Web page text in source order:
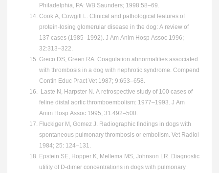
Philadelphia, PA: WB Saunders; 1998:58–69.
Cook A, Cowgill L. Clinical and pathological features of
protein-losing glomerular disease in the dog: A review of
137 cases (1985–1992). J Am Anim Hosp Assoc 1996;
32:313–322.
Greco DS, Green RA. Coagulation abnormalities associated
with thrombosis in a dog with nephrotic syndrome. Compend
Contin Educ Pract Vet 1987; 9:653–658.
Laste N, Harpster N. A retrospective study of 100 cases of
feline distal aortic thromboembolism: 1977–1993. J Am
Anim Hosp Assoc 1995; 31:492–500.
Fluckiger M, Gomez J. Radiographic findings in dogs with
spontaneous pulmonary thrombosis or embolism. Vet Radiol
1984; 25: 124–131.
Epstein SE, Hopper K, Mellema MS, Johnson LR. Diagnostic
utility of D-dimer concentrations in dogs with pulmonary